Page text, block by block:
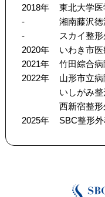
2018年
東北大学
-
湘南藤沢
-
スカイ整
2020年
いわき市
2021年
竹田綜合
2022年
山形市立
いしがみ
西新宿整
2025年
SBC整形